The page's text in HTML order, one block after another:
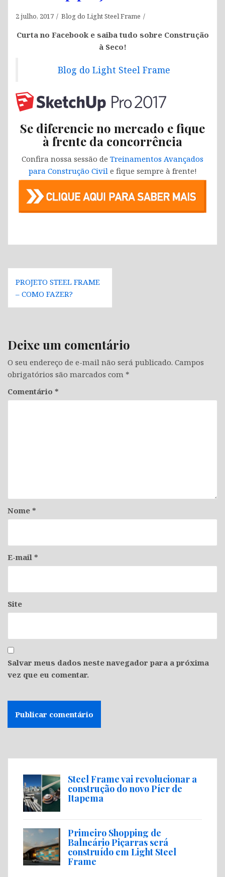
2 julho, 2017 Blog do Light Steel Frame
Curta no Facebook e saiba tudo sobre Construção
à Seco!
Blog do Light Steel Frame
Se diferencie no mercado e fique
à frente da concorrência
Confira nossa sessão de Treinamentos Avançados
para Construção Civile fique sempre à frente!
Navegação
de
Post
PROJETO STEEL FRAME
– COMO FAZER?
Deixe um comentário
O seu endereço de e-mail não será publicado. Campos
obrigatórios são marcados com *
Comentário *
Nome *
E-mail *
Site
Salvar meus dados neste navegador para a próxima
vez que eu comentar.
Steel Frame vai revolucionar a
construção do novo Píer de
Itapema
Primeiro Shopping de
Balneário Piçarras será
construído em Light Steel
Frame